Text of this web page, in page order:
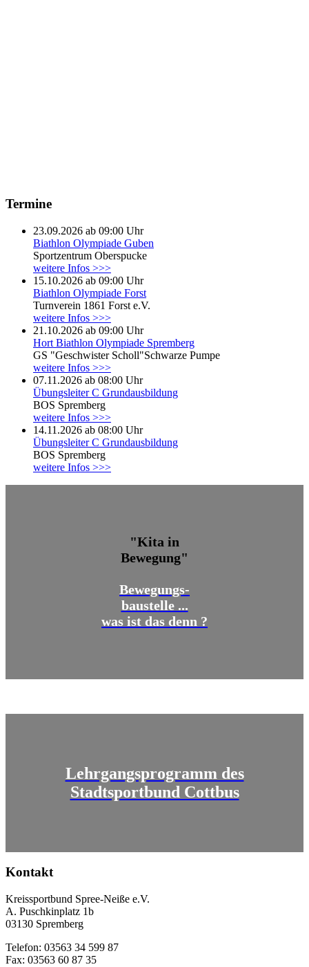
Termine
23.09.2026 ab 09:00 Uhr
Biathlon Olympiade Guben
Sportzentrum Oberspucke
weitere Infos >>>
15.10.2026 ab 09:00 Uhr
Biathlon Olympiade Forst
Turnverein 1861 Forst e.V.
weitere Infos >>>
21.10.2026 ab 09:00 Uhr
Hort Biathlon Olympiade Spremberg
GS "Geschwister Scholl"Schwarze Pumpe
weitere Infos >>>
07.11.2026 ab 08:00 Uhr
Übungsleiter C Grundausbildung
BOS Spremberg
weitere Infos >>>
14.11.2026 ab 08:00 Uhr
Übungsleiter C Grundausbildung
BOS Spremberg
weitere Infos >>>
"Kita in
Bewegung"
Bewegungs-
baustelle ...
was ist das denn ?
Lehrgangsprogramm des
Stadtsportbund Cottbus
Kontakt
Kreissportbund Spree-Neiße e.V.
A. Puschkinplatz 1b
03130 Spremberg
Telefon: 03563 34 599 87
Fax: 03563 60 87 35